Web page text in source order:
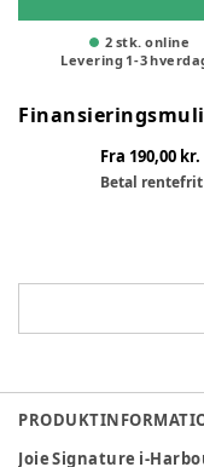
2 stk. online
Levering 1-3
Fra 190,00
Betal
Joie Signature i-